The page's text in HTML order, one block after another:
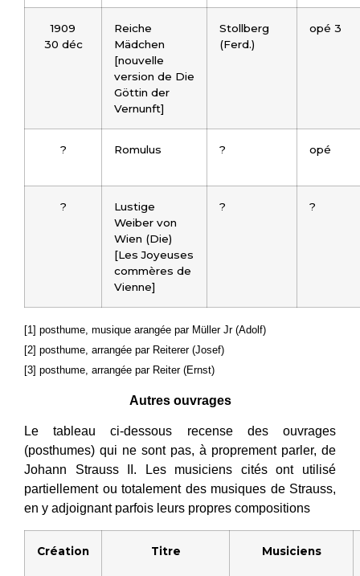
1909
30 déc
Reiche
Mädchen
[nouvelle
version de Die
Göttin der
Vernunft]
Stollberg
(Ferd.)
opé 3
? Romulus ? opé
?
Lustige
Weiber von
Wien (Die)
[Les Joyeuses
commères de
Vienne]
? ?
[1] posthume, musique arangée par Müller Jr (Adolf)
[2] posthume, arrangée par Reiterer (Josef)
[3] posthume, arrangée par Reiter (Ernst)
Autres ouvrages
Le tableau ci-dessous recense des ouvrages
(posthumes) qui ne sont pas, à proprement parler, de
Johann Strauss II. Les musiciens cités ont utilisé
partiellement ou totalement des musiques de Strauss,
en y adjoignant parfois leurs propres compositions
Création Titre Musiciens